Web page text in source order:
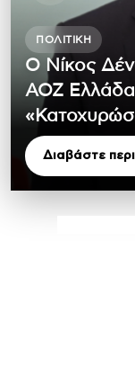
ΠΟΛΙΤΙΚΉ
Ο Νίκος
ΑΟΖ
Διαβάστε